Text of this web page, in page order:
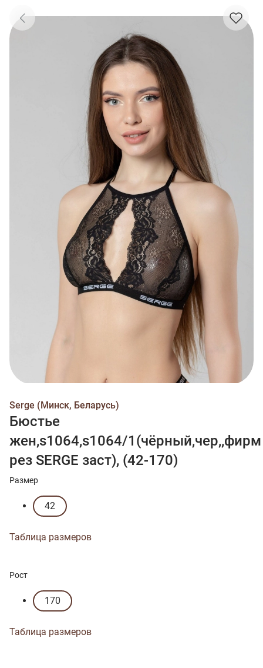
Serge (Минск, Беларусь)
Бюстье
жен,s1064,s1064/1(чёрный,чер,,фирм
рез SERGE заст), (42-170)
Размер
42
Таблица размеров
Рост
170
Таблица размеров